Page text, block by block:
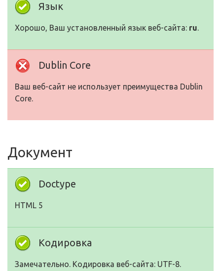
Язык
Хорошо, Ваш установленный язык веб-сайта: ru.
Dublin Core
Ваш веб-сайт не использует преимущества Dublin
Core.
Документ
Doctype
HTML 5
Кодировка
Замечательно. Кодировка веб-сайта: UTF-8.